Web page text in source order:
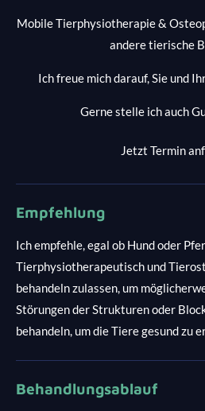
Mobile Tierphysiotherapie &
andere tierische
Ich freue mich darauf, Sie und
Gerne stelle ich auch
Jetzt Termin
Empfehlung
Ich empfehle, egal ob Hund oder
Tierphysiotherapeutisch und
behandeln zulassen, um
Störungen der Strukturen oder
behandeln, um die Tiere gesund zu
Behandlungsablauf